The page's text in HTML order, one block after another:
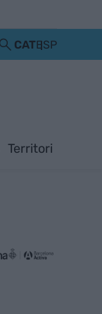
CATESP
Territori